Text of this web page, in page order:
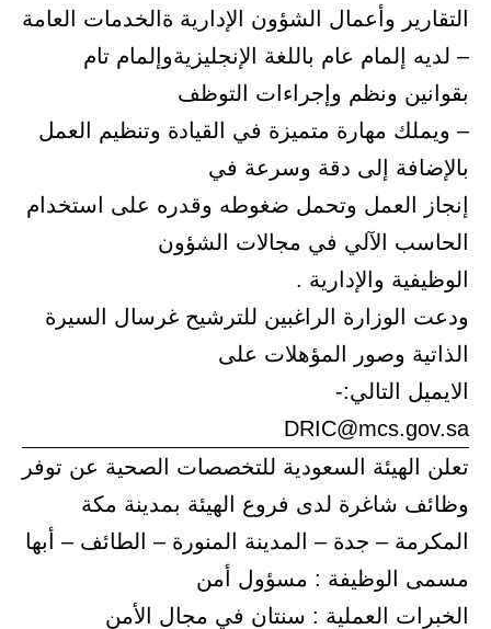
التقارير وأعمال الشؤون الإدارية ةالخدمات العامة
– لديه إلمام عام باللغة الإنجليزيةوإلمام تام
بقوانين ونظم وإجراءات التوظف
– ويملك مهارة متميزة في القيادة وتنظيم العمل
بالإضافة إلى دقة وسرعة في
إنجاز العمل وتحمل ضغوطه وقدره على استخدام
الحاسب الآلي في مجالات الشؤون
الوظيفية والإدارية .
ودعت الوزارة الراغبين للترشيح غرسال السيرة
الذاتية وصور المؤهلات على
الايميل التالي:-
DRIC@mcs.gov.sa
تعلن الهيئة السعودية للتخصصات الصحية عن توفر
وظائف شاغرة لدى فروع الهيئة بمدينة مكة
المكرمة – جدة – المدينة المنورة – الطائف – أبها
مسمى الوظيفة : مسؤول أمن
الخبرات العملية : سنتان في مجال الأمن